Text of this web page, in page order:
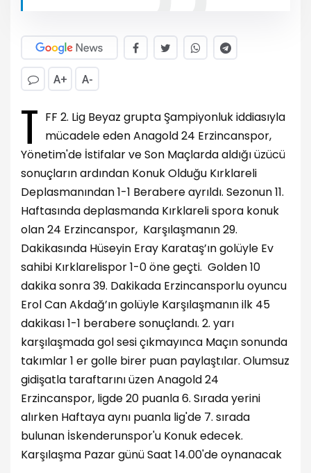
A+ A-
T FF 2. Lig Beyaz grupta Şampiyonluk iddiasıyla
mücadele eden Anagold 24 Erzincanspor,
Yönetim'de İstifalar ve Son Maçlarda aldığı üzücü
sonuçların ardından Konuk Olduğu Kırklareli
Deplasmanından 1-1 Berabere ayrıldı. Sezonun 11.
Haftasında deplasmanda Kırklareli spora konuk
olan 24 Erzincanspor, Karşılaşmanın 29.
Dakikasında Hüseyin Eray Karataş’ın golüyle Ev
sahibi Kırklarelispor 1-0 öne geçti. Golden 10
dakika sonra 39. Dakikada Erzincansporlu oyuncu
Erol Can Akdağ’ın golüyle Karşılaşmanın ilk 45
dakikası 1-1 berabere sonuçlandı. 2. yarı
karşılaşmada gol sesi çıkmayınca Maçın sonunda
takımlar 1 er golle birer puan paylaştılar. Olumsuz
gidişatla taraftarını üzen Anagold 24
Erzincanspor, ligde 20 puanla 6. Sırada yerini
alırken Haftaya aynı puanla lig'de 7. sırada
bulunan İskenderunspor'u Konuk edecek.
Karşılaşma Pazar günü Saat 14.00'de oynanacak